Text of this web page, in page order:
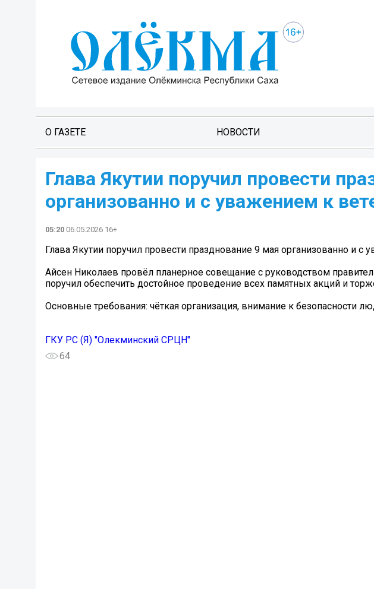
О ГАЗЕТЕ НОВОСТИ
Глава Якутии поручил провести
организованно и с уважением к
05:20 06.05.2026 16+
Глава Якутии поручил провести празднование 9 мая организованно и с
Айсен Николаев провёл планерное совещание с руководством
поручил обеспечить достойное проведение всех памятных акций и
Основные требования: чёткая организация, внимание к безопасности
ГКУ РС (Я) "Олекминский СРЦН"
64